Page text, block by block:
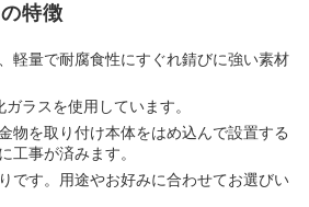
特徴
軽量で耐腐食性にすぐれ錆びに強い素材
ラスを使用しています。
物を取り付け本体をはめ込んで設置する
工事が済みます。
です。用途やお好みに合わせてお選びい